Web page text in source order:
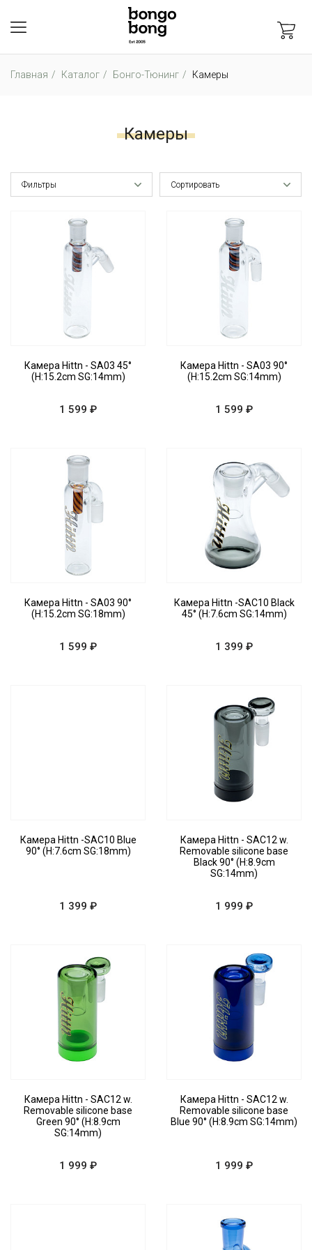
Главная Каталог Бонго-Тюнинг Камеры
Камеры
Фильтры Сортировать
Камера Hittn - SA03 45°
(H:15.2cm SG:14mm)
1 599 ₽
Камера Hittn - SA03 90°
(H:15.2cm SG:14mm)
1 599 ₽
Камера Hittn - SA03 90°
(H:15.2cm SG:18mm)
1 599 ₽
Камера Hittn -SAC10 Black
45° (H:7.6cm SG:14mm)
1 399 ₽
Камера Hittn -SAC10 Blue
90° (H:7.6cm SG:18mm)
1 399 ₽
Камера Hittn - SAC12 w.
Removable silicone base
Black 90° (H:8.9cm
SG:14mm)
1 999 ₽
Камера Hittn - SAC12 w.
Removable silicone base
Green 90° (H:8.9cm
SG:14mm)
1 999 ₽
Камера Hittn - SAC12 w.
Removable silicone base
Blue 90° (H:8.9cm SG:14mm)
1 999 ₽